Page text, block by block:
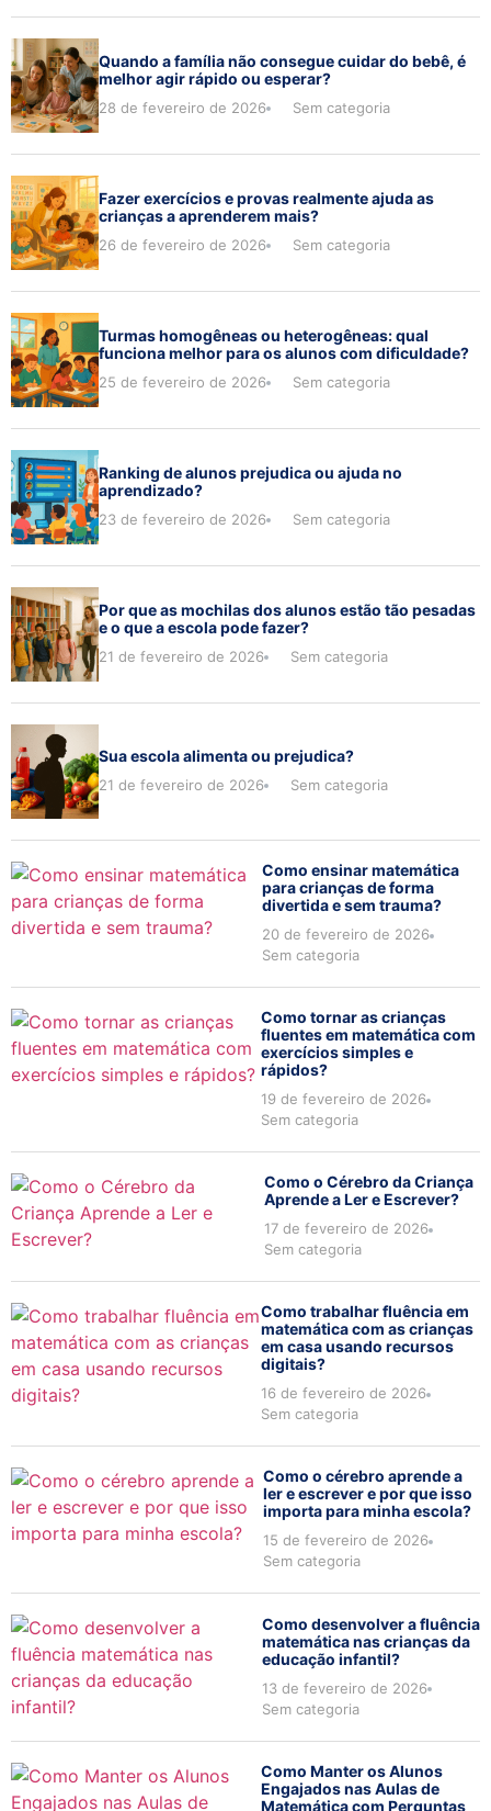
Quando a família não consegue cuidar do bebê, é
melhor agir rápido ou esperar?
28 de fevereiro de 2026 Sem categoria
Fazer exercícios e provas realmente ajuda as
crianças a aprenderem mais?
26 de fevereiro de 2026 Sem categoria
Turmas homogêneas ou heterogêneas: qual
funciona melhor para os alunos com dificuldade?
25 de fevereiro de 2026 Sem categoria
Ranking de alunos prejudica ou ajuda no
aprendizado?
23 de fevereiro de 2026 Sem categoria
Por que as mochilas dos alunos estão tão pesadas
e o que a escola pode fazer?
21 de fevereiro de 2026 Sem categoria
Sua escola alimenta ou prejudica?
21 de fevereiro de 2026 Sem categoria
Como ensinar matemática
para crianças de forma
divertida e sem trauma?
20 de fevereiro de 2026
Sem categoria
Como tornar as crianças
fluentes em matemática com
exercícios simples e
rápidos?
19 de fevereiro de 2026
Sem categoria
Como o Cérebro da Criança
Aprende a Ler e Escrever?
17 de fevereiro de 2026
Sem categoria
Como trabalhar fluência em
matemática com as crianças
em casa usando recursos
digitais?
16 de fevereiro de 2026
Sem categoria
Como o cérebro aprende a
ler e escrever e por que isso
importa para minha escola?
15 de fevereiro de 2026
Sem categoria
Como desenvolver a fluência
matemática nas crianças da
educação infantil?
13 de fevereiro de 2026
Sem categoria
Como Manter os Alunos
Engajados nas Aulas de
Matemática com Perguntas